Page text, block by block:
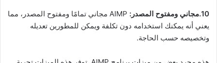
10.مجاني ومفتوح المصدر:
AIMP مجاني تمامًا ومفتوح المصدر، مما
يعني أنه يمكنك استخدامه دون تكلفة ويمكن للمطورين تعديله
وتخصيصه حسب الحاجة.